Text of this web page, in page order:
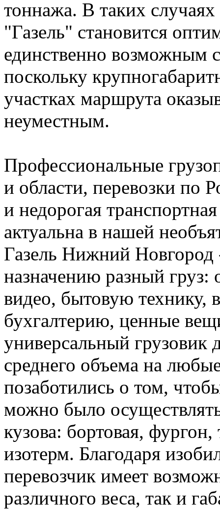
тоннажа. В таких случаях
"Газель" становится
единственно возможным
поскольку
участках маршрута
неуместным.
Профессиональные
и области, перевозки по
и недорогая
актуальна в нашей
Газель Нижний Новгород
назначению разный груз:
видео, бытовую технику,
бухгалтерию, ценные
универсальный грузовик
среднего объема на
позаботились о том,
можно было
кузова: бортовая,
изотерм. Благодаря
перевозчик имеет
различного веса, так и